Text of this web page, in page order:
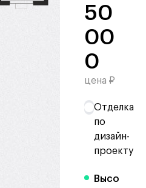
50
00
0
цена ₽
Отделка
по
дизайн-
проекту
Высо